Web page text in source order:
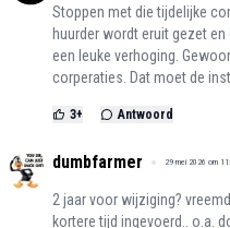
Stoppen met die tijdelijke
huurder wordt eruit gezet
een leuke verhoging.
corperaties. Dat moet de
3+ Antwoord
dumbfarmer 29 mei 2026 om
2 jaar voor wijziging?
kortere tijd ingevoerd.. o.a.